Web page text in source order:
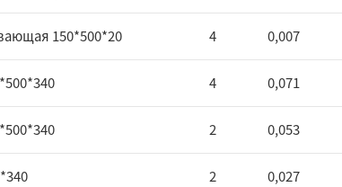
150*500*20 4 0,007
4 0,071
2 0,053
2 0,027